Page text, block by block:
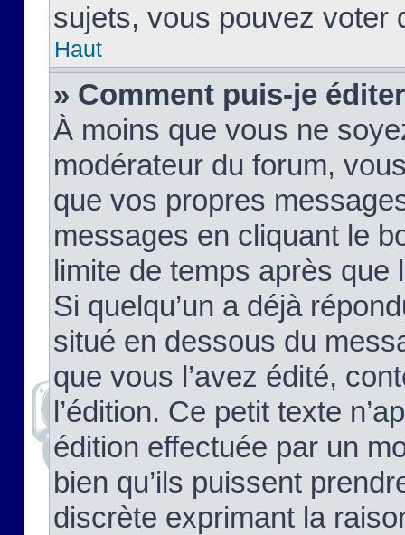
sujets, vous pouvez voter
Haut
» Comment puis-je
À moins que vous ne
modérateur du forum,
que vos propres
messages en cliquant le
limite de temps après que
Si quelqu’un a déjà
situé en dessous du
que vous l’avez édité,
l’édition. Ce petit texte
édition effectuée par un
bien qu’ils puissent
discrète exprimant la